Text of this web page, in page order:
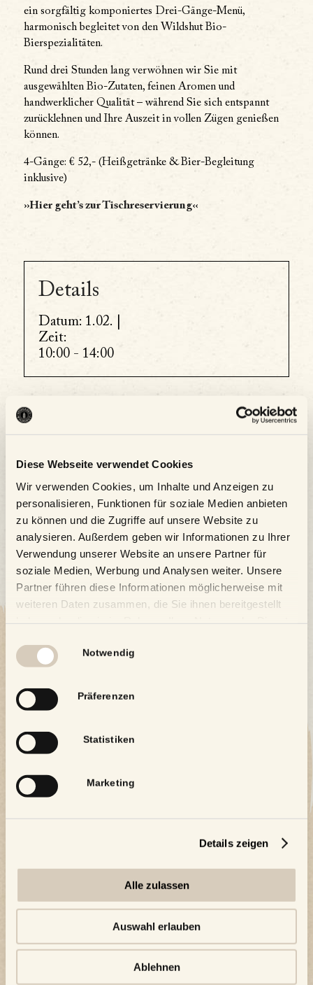
Diese Webseite verwendet Cookies
Wir verwenden Cookies, um Inhalte und Anzeigen zu
personalisieren, Funktionen für soziale Medien anbieten
zu können und die Zugriffe auf unsere Website zu
analysieren. Außerdem geben wir Informationen zu Ihrer
Verwendung unserer Website an unsere Partner für
soziale Medien, Werbung und Analysen weiter. Unsere
Partner führen diese Informationen möglicherweise mit
weiteren Daten zusammen, die Sie ihnen bereitgestellt
Notwendig
Präferenzen
Statistiken
Marketing
Details zeigen
Alle zulassen
Auswahl erlauben
Ablehnen
ein sorgfältig komponiertes Drei-Gänge-Menü,
harmonisch begleitet von den Wildshut Bio-
Bierspezialitäten.
Rund drei Stunden lang verwöhnen wir Sie mit
ausgewählten Bio-Zutaten, feinen Aromen und
handwerklicher Qualität – während Sie sich entspannt
zurücklehnen und Ihre Auszeit in vollen Zügen genießen
können.
4-Gänge: € 52,- (Heißgetränke & Bier-Begleitung
inklusive)
››Hier geht’s zur Tischreservierung‹‹
Details
Datum: 1.02. |
Zeit:
10:00 - 14:00
Adresse: